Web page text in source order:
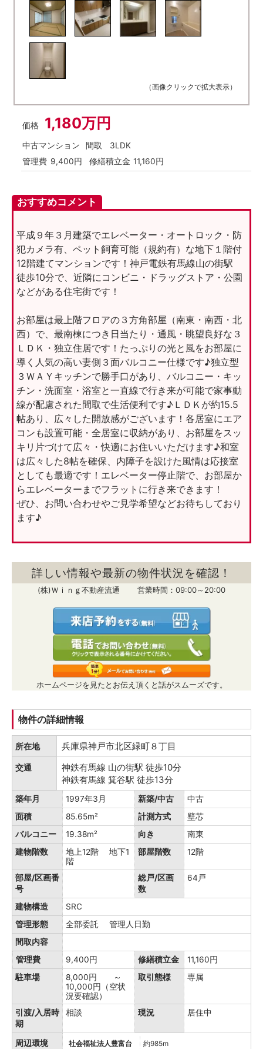
（画像クリックで拡大表示）
価格 1,180万円
中古マンション 間取
3LDK
管理費 9,400円 修繕積立金 11,160円
おすすめコメント
平成９年３月建築でエレベーター・オートロック・防
犯カメラ有、ペット飼育可能（規約有）な地下１階付
12階建てマンションです！神戸電鉄有馬線山の街駅
徒歩10分で、近隣にコンビニ・ドラッグストア・公園
などがある住宅街です！
お部屋は最上階フロアの３方角部屋（南東・南西・北
西）で、最南棟につき日当たり・通風・眺望良好な３
ＬＤＫ・独立住居です！たっぷりの光と風をお部屋に
導く人気の高い妻側３面バルコニー仕様です♪独立型
３ＷＡＹキッチンで勝手口があり、バルコニー・キッ
チン・洗面室・浴室と一直線で行き来が可能で家事動
線が配慮された間取で生活便利です♪ＬＤＫが約15.5
帖あり、広々した開放感がございます！各居室にエア
コンも設置可能・全居室に収納があり、お部屋をスッ
キリ片づけて広々・快適にお住いいただけます♪和室
は広々した8帖を確保、内障子を設けた風情は応接室
としても最適です！エレベーター停止階で、お部屋か
らエレベーターまでフラットに行き来できます！
ぜひ、お問い合わせやご見学希望などお待ちしており
ます♪
詳しい情報や最新の物件状況を確認！
(株)Ｗｉｎｇ不動産流通 営業時間：09:00～20:00
ホームページを見たとお伝え頂くと話がスムーズです。
物件の詳細情報
所在地 兵庫県神戸市北区緑町８丁目
交通
神鉄有馬線 山の街駅 徒歩10分
神鉄有馬線 箕谷駅 徒歩13分
築年月 1997年3月 新築/中古
中古
面積
85.65m² 計測方式
壁芯
バルコニー
19.38m² 向き
南東
建物階数
地上12階 地下1
階
部屋階数 12階
部屋/区画番
号
総戸/区画
数
64戸
建物構造
SRC
管理形態
全部委託 管理人日勤
間取内容
管理費
9,400円 修繕積立金
11,160円
駐車場
8,000円 ～
10,000円（空状
況要確認）
取引態様 専属
引渡/入居時
期
相談 現況 居住中
周辺環境 社会福祉法人豊富台 約985m